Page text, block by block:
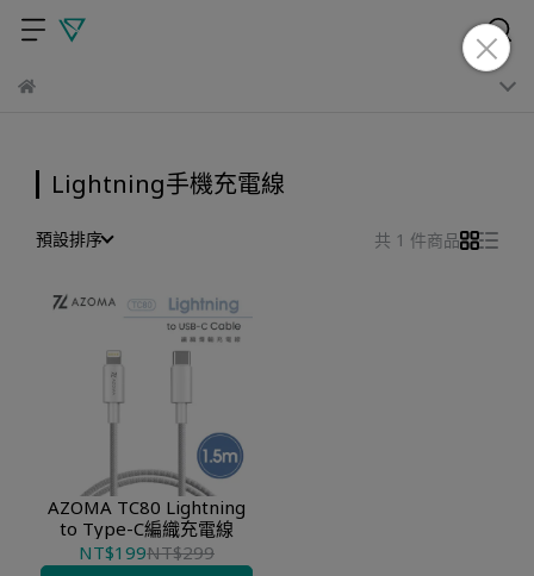
Lightning手機充電線
預設排序 共 1 件商品
AZOMA TC80 Lightning
to Type-C編織充電線
NT$199NT$299